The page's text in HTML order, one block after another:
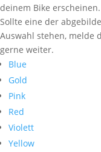
deinem Bike erscheinen.
Sollte eine der
Auswahl stehen, melde
gerne weiter.
Blue
Gold
Pink
Red
Violett
Yellow